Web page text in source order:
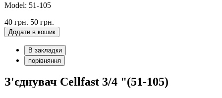
Model: 51-105
40 грн. 50 грн.
Додати в кошик
В закладки
порівняння
З'єднувач Cellfast 3/4 "(51-105)